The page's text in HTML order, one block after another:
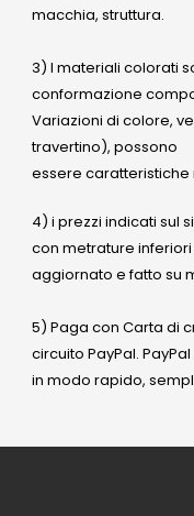
macchia, struttura.
3) I materiali colorati
conformazione
Variazioni di colore,
travertino), possono
essere caratteristiche
4) i prezzi indicati sul
con metrature
aggiornato e fatto su
5) Paga con Carta di
circuito PayPal.
in modo rapido,